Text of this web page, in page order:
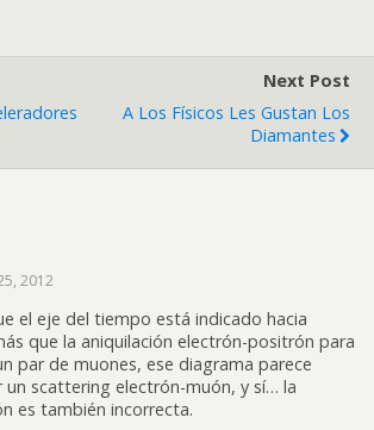
Next Post
A Los Físicos Les Gustan Los
Diamantes
2012
el eje del tiempo está indicado hacia
que la aniquilación electrón-positrón para
par de muones, ese diagrama parece
un scattering electrón-muón, y sí… la
es también incorrecta.